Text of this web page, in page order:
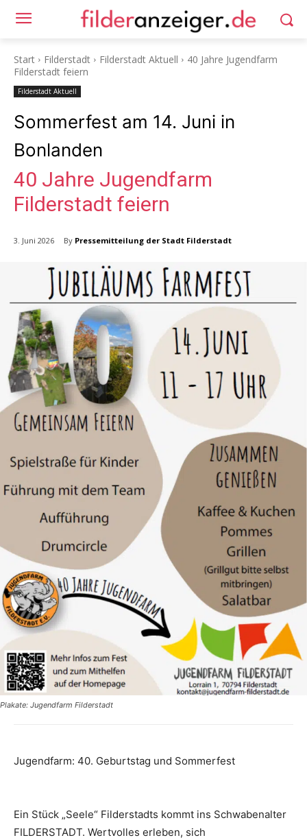
Start Filderstadt Filderstadt Aktuell
40 Jahre Jugendfarm
Filderstadt feiern
Filderstadt Aktuell
Sommerfest am 14. Juni in
Bonlanden
40 Jahre Jugendfarm
Filderstadt feiern
3. Juni 2026 By Pressemitteilung der Stadt Filderstadt
Plakate: Jugendfarm Filderstadt
Jugendfarm: 40. Geburtstag und Sommerfest
Ein Stück „Seele“ Filderstadts kommt ins Schwabenalter
FILDERSTADT. Wertvolles erleben, sich